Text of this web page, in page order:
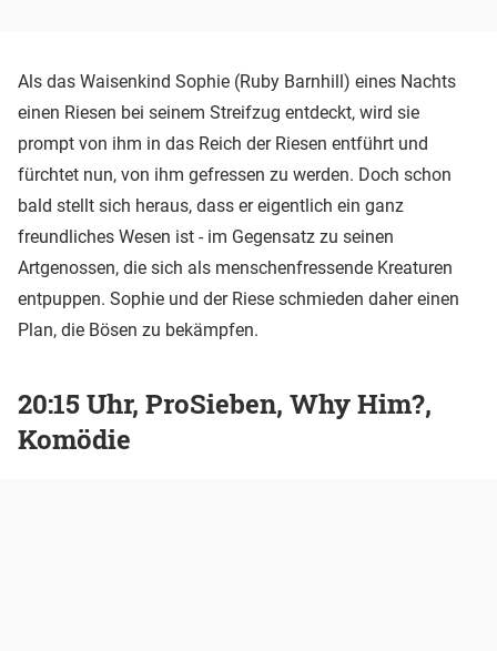
Als das Waisenkind Sophie (Ruby Barnhill) eines Nachts
einen Riesen bei seinem Streifzug entdeckt, wird sie
prompt von ihm in das Reich der Riesen entführt und
fürchtet nun, von ihm gefressen zu werden. Doch schon
bald stellt sich heraus, dass er eigentlich ein ganz
freundliches Wesen ist - im Gegensatz zu seinen
Artgenossen, die sich als menschenfressende Kreaturen
entpuppen. Sophie und der Riese schmieden daher einen
Plan, die Bösen zu bekämpfen.
20:15 Uhr, ProSieben, Why Him?,
Komödie